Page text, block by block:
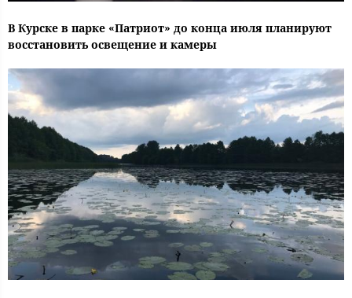
В Курске в парке «Патриот» до конца июля планируют
восстановить освещение и камеры